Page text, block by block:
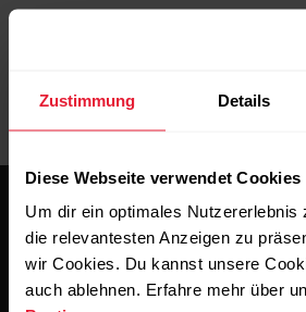
Zustimmung Details
Diese Webseite verwendet Cookies
Um dir ein optimales Nutzererlebnis
die relevantesten Anzeigen zu
wir Cookies. Du kannst unsere
auch ablehnen. Erfahre mehr über